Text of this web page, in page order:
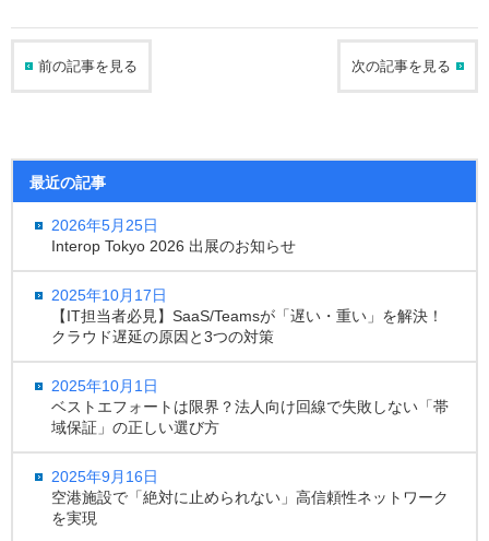
前の記事を見る 次の記事を見る
最近の記事
2026年5月25日
Interop Tokyo 2026 出展のお知らせ
2025年10月17日
【IT担当者必見】SaaS/Teamsが「遅い・重い」を解決！
クラウド遅延の原因と3つの対策
2025年10月1日
ベストエフォートは限界？法人向け回線で失敗しない「帯
域保証」の正しい選び方
2025年9月16日
空港施設で「絶対に止められない」高信頼性ネットワーク
を実現